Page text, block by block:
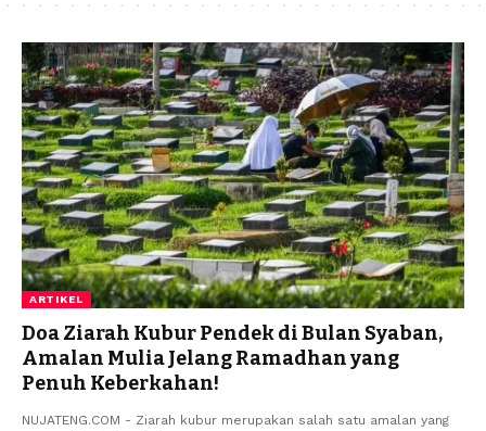
ARTIKEL
Doa Ziarah Kubur Pendek di Bulan Syaban,
Amalan Mulia Jelang Ramadhan yang
Penuh Keberkahan!
NUJATENG.COM - Ziarah kubur merupakan salah satu amalan yang